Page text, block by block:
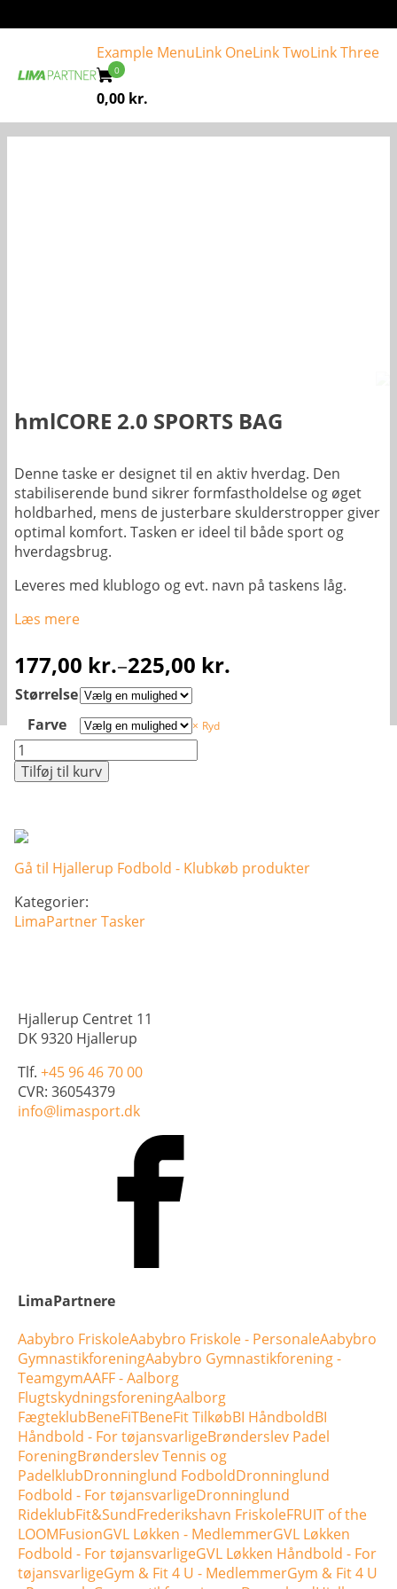
Example MenuLink OneLink TwoLink Three
0,00 kr.
hmlCORE 2.0 SPORTS BAG
Denne taske er designet til en aktiv hverdag. Den
stabiliserende bund sikrer formfastholdelse og øget
holdbarhed, mens de justerbare skulderstropper giver
optimal komfort. Tasken er ideel til både sport og
hverdagsbrug.
Leveres med klublogo og evt. navn på taskens låg.
Læs mere
177,00 kr.–225,00 kr.
Prisinterval:
177,00 kr.
til
225,00 kr.
Størrelse
Farve
Ryd
hmlCORE
2.0
SPORTS
antal
Tilføj til kurv
Gå til Hjallerup Fodbold - Klubkøb produkter
Kategorier:
LimaPartnerTasker
Hjallerup Centret 11
DK 9320 Hjallerup
Tlf. +45 96 46 70 00
CVR: 36054379
info@limasport.dk
LimaPartnere
Aabybro FriskoleAabybro Friskole - PersonaleAabybro
GymnastikforeningAabybro Gymnastikforening -
TeamgymAAFF - Aalborg
FlugtskydningsforeningAalborg
FægteklubBeneFiTBeneFit TilkøbBI HåndboldBI
Håndbold - For tøjansvarligeBrønderslev Padel
ForeningBrønderslev Tennis og
PadelklubDronninglund FodboldDronninglund
Fodbold - For tøjansvarligeDronninglund
RideklubFit&SundFrederikshavn FriskoleFRUIT of the
LOOMFusionGVL Løkken - MedlemmerGVL Løkken
Fodbold - For tøjansvarligeGVL Løkken Håndbold - For
tøjansvarligeGym & Fit 4 U - MedlemmerGym & Fit 4 U